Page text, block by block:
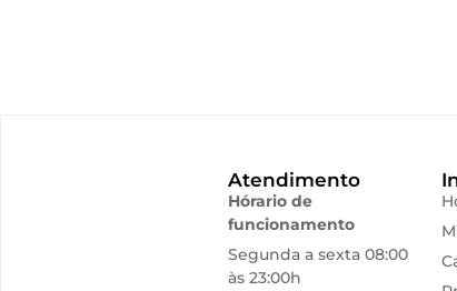
Atendimento
Hórario de
funcionamento
Segunda a sexta 08:00
às 23:00h